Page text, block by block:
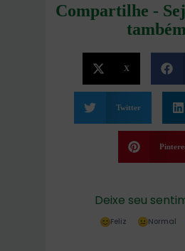
Compartilhe -
X
Twitter
Deixe seu
Feliz Normal